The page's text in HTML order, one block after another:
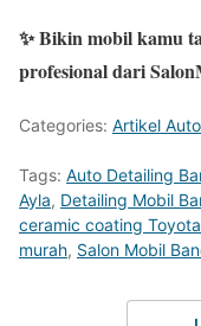
✨ Bikin mobil kamu
profesional dari
Categories: Artikel
Tags: Auto Detailing
Ayla, Detailing Mobil
ceramic coating
murah, Salon Mobil